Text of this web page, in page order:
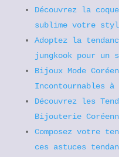
Découvrez la
sublime votre
Adoptez la
jungkook pour un
Bijoux Mode
Incontournables à
Découvrez les
Bijouterie
Composez votre
ces astuces